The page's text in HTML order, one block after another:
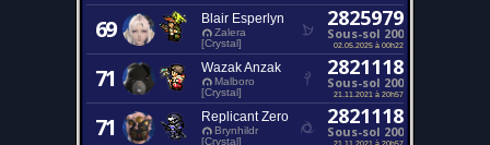
69 Blair Esperlyn
Zalera
[Crystal]
2825979
Sous-sol 200
02.05.2025 à 00h22
71 Wazak Anzak
Malboro
[Crystal]
2821118
Sous-sol 200
21.11.2021 à 20h57
71 Replicant Zero
Brynhildr
[Crystal]
2821118
Sous-sol 200
21.11.2021 à 20h57